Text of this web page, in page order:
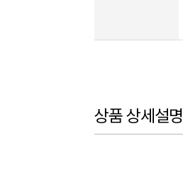
상품 상세설명